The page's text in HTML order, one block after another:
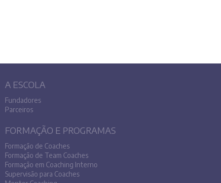
A ESCOLA
Fundadores
Parceiros
FORMAÇÃO E PROGRAMAS
Formação de Coaches
Formação de Team Coaches
Formação em Coaching Interno
Supervisão para Coaches